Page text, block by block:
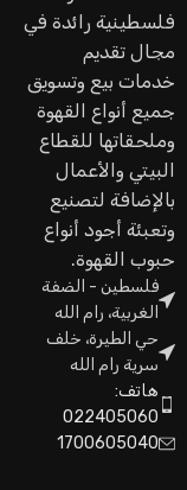
فلسطينية رائدة في
مجال تقديم
خدمات بيع وتسويق
جميع أنواع القهوة
وملحقاتها للقطاع
البيتي والأعمال
بالإضافة لتصنيع
وتعبئة أجود أنواع
حبوب القهوة.
فلسطين - الضفة
الغربية، رام الله
حي الطيرة، خلف
سرية رام الله
هاتف:
022405060
1700605040